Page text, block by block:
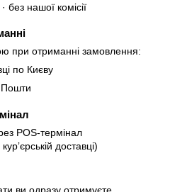
без нашої комісії
при отриманні замовлення:
по Києву
Пошти
POS-термінал
доставці)